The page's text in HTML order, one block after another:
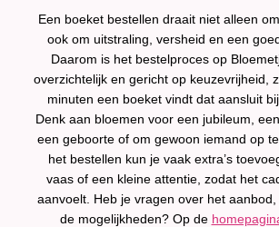
Een boeket bestellen draait niet alleen
ook om uitstraling, versheid en een
Daarom is het bestelproces op
overzichtelijk en gericht op keuzevrijheid,
minuten een boeket vindt dat aansluit
Denk aan bloemen voor een jubileum,
een geboorte of om gewoon iemand op
het bestellen kun je vaak extra’s
vaas of een kleine attentie, zodat het
aanvoelt. Heb je vragen over het
de mogelijkheden? Op de